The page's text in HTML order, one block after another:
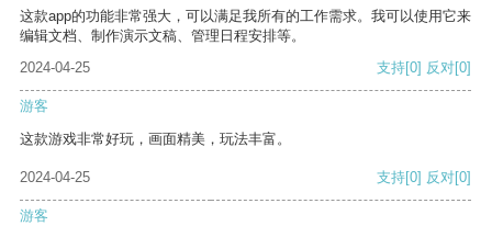
这款app的功能非常强大，可以满足我所有的工作需求。我可以使用它来
编辑文档、制作演示文稿、管理日程安排等。
2024-04-25
支持[0] 反对[0]
游客
这款游戏非常好玩，画面精美，玩法丰富。
2024-04-25 支持[0] 反对[0]
游客